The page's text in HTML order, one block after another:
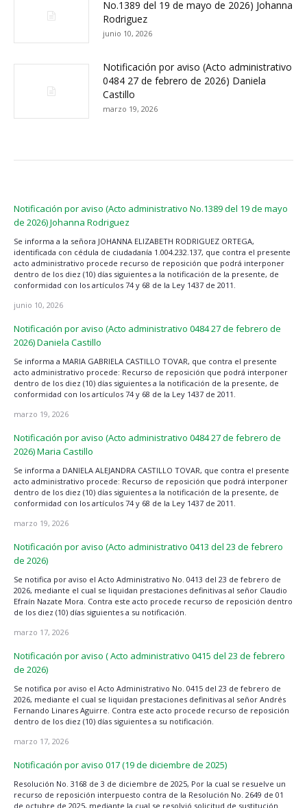
No.1389 del 19 de mayo de 2026) Johanna
Rodriguez
junio 10, 2026
Notificación por aviso (Acto administrativo
0484 27 de febrero de 2026) Daniela
Castillo
marzo 19, 2026
Notificación por aviso (Acto administrativo No.1389 del 19 de mayo
de 2026) Johanna Rodriguez
Se informa a la señora JOHANNA ELIZABETH RODRIGUEZ ORTEGA,
identificada con cédula de ciudadanía 1.004.232.137, que contra el presente
acto administrativo procede recurso de reposición que podrá interponer
dentro de los diez (10) días siguientes a la notificación de la presente, de
conformidad con los artículos 74 y 68 de la Ley 1437 de 2011.
junio 10, 2026
Notificación por aviso (Acto administrativo 0484 27 de febrero de
2026) Daniela Castillo
Se informa a MARIA GABRIELA CASTILLO TOVAR, que contra el presente
acto administrativo procede: Recurso de reposición que podrá interponer
dentro de los diez (10) días siguientes a la notificación de la presente, de
conformidad con los artículos 74 y 68 de la Ley 1437 de 2011.
marzo 19, 2026
Notificación por aviso (Acto administrativo 0484 27 de febrero de
2026) Maria Castillo
Se informa a DANIELA ALEJANDRA CASTILLO TOVAR, que contra el presente
acto administrativo procede: Recurso de reposición que podrá interponer
dentro de los diez (10) días siguientes a la notificación de la presente, de
conformidad con los artículos 74 y 68 de la Ley 1437 de 2011.
marzo 19, 2026
Notificación por aviso (Acto administrativo 0413 del 23 de febrero
de 2026)
Se notifica por aviso el Acto Administrativo No. 0413 del 23 de febrero de
2026, mediante el cual se liquidan prestaciones definitivas al señor Claudio
Efraín Nazate Mora. Contra este acto procede recurso de reposición dentro
de los diez (10) días siguientes a su notificación.
marzo 17, 2026
Notificación por aviso ( Acto administrativo 0415 del 23 de febrero
de 2026)
Se notifica por aviso el Acto Administrativo No. 0415 del 23 de febrero de
2026, mediante el cual se liquidan prestaciones definitivas al señor Andrés
Fernando Linares Aguirre. Contra este acto procede recurso de reposición
dentro de los diez (10) días siguientes a su notificación.
marzo 17, 2026
Notificación por aviso 017 (19 de diciembre de 2025)
Resolución No. 3168 de 3 de diciembre de 2025, Por la cual se resuelve un
recurso de reposición interpuesto contra de la Resolución No. 2649 de 01
de octubre de 2025, mediante la cual se resolvió solicitud de sustitución